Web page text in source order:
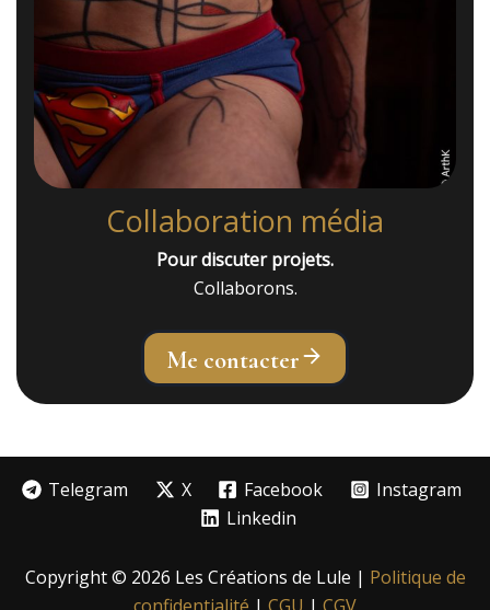
Collaboration média
Pour discuter projets.
Collaborons.
Me contacter
Telegram X Facebook
Instagram
Linkedin
Copyright © 2026 Les Créations de Lule | Politique de